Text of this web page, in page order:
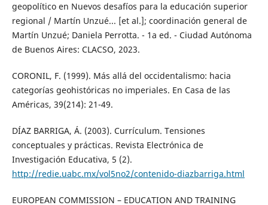
geopolítico en Nuevos desafíos para la educación superior
regional / Martín Unzué... [et al.]; coordinación general de
Martín Unzué; Daniela Perrotta. - 1a ed. - Ciudad Autónoma
de Buenos Aires: CLACSO, 2023.
CORONIL, F. (1999). Más allá del occidentalismo: hacia
categorías geohistóricas no imperiales. En Casa de las
Américas, 39(214): 21-49.
DÍAZ BARRIGA, Á. (2003). Currículum. Tensiones
conceptuales y prácticas. Revista Electrónica de
Investigación Educativa, 5 (2).
http://redie.uabc.mx/vol5no2/contenido-diazbarriga.html
EUROPEAN COMMISSION – EDUCATION AND TRAINING